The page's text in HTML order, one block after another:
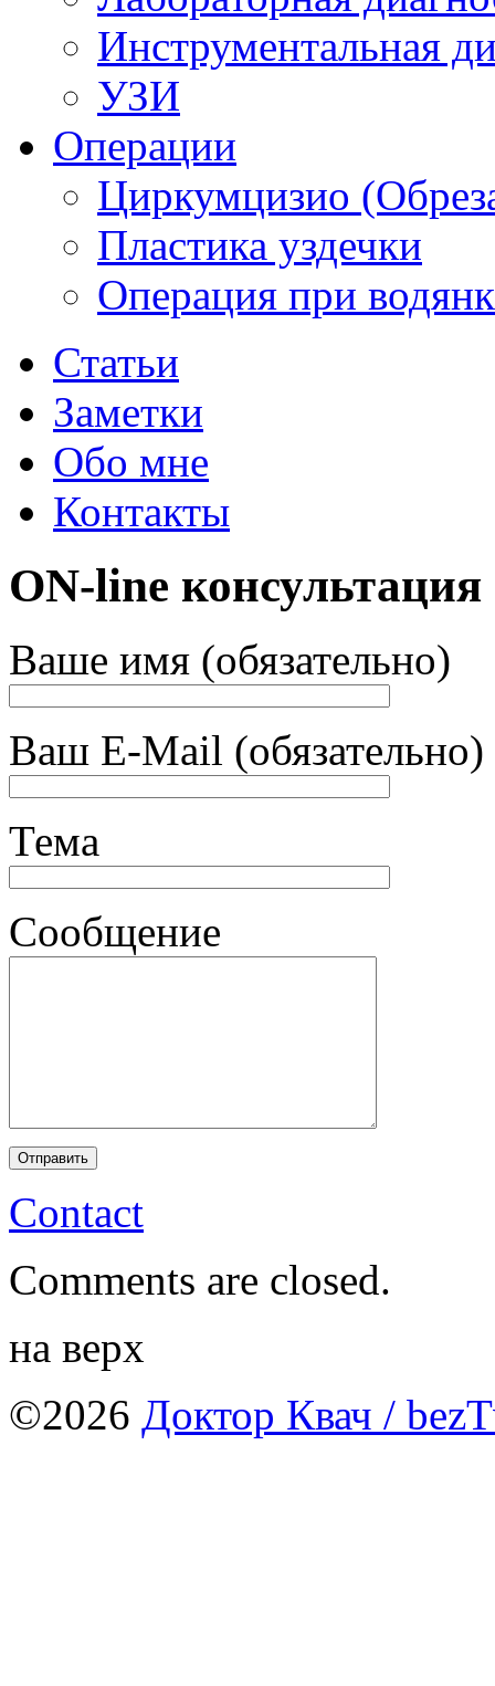
Инструментальная
УЗИ
Операции
Циркумцизио
Пластика уздечки
Операция при
Статьи
Заметки
Обо мне
Контакты
ON-line консультация
Ваше имя (обязательно)
Ваш E-Mail (обязательно)
Тема
Сообщение
Contact
Comments are closed.
на верх
©2026 Доктор Квач /